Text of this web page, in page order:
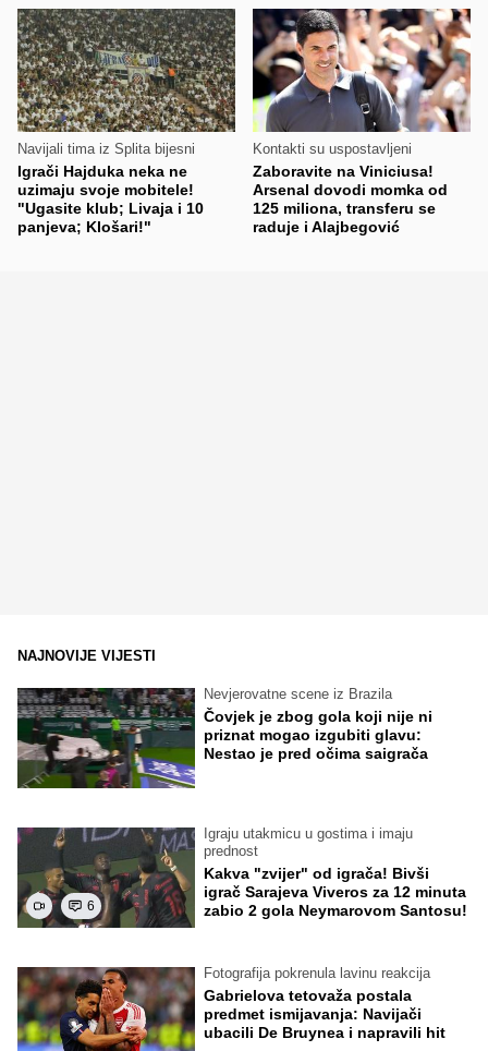
Navijali tima iz Splita bijesni
Igrači Hajduka neka ne
uzimaju svoje mobitele!
"Ugasite klub; Livaja i 10
panjeva; Klošari!"
Kontakti su uspostavljeni
Zaboravite na Viniciusa!
Arsenal dovodi momka od
125 miliona, transferu se
raduje i Alajbegović
NAJNOVIJE VIJESTI
Nevjerovatne scene iz Brazila
Čovjek je zbog gola koji nije ni
priznat mogao izgubiti glavu:
Nestao je pred očima saigrača
6
Igraju utakmicu u gostima i imaju
prednost
Kakva "zvijer" od igrača! Bivši
igrač Sarajeva Viveros za 12 minuta
zabio 2 gola Neymarovom Santosu!
Fotografija pokrenula lavinu reakcija
Gabrielova tetovaža postala
predmet ismijavanja: Navijači
ubacili De Bruynea i napravili hit